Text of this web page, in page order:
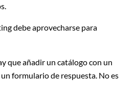
debe aprovecharse para
que añadir un catálogo con un
formulario de respuesta. No es